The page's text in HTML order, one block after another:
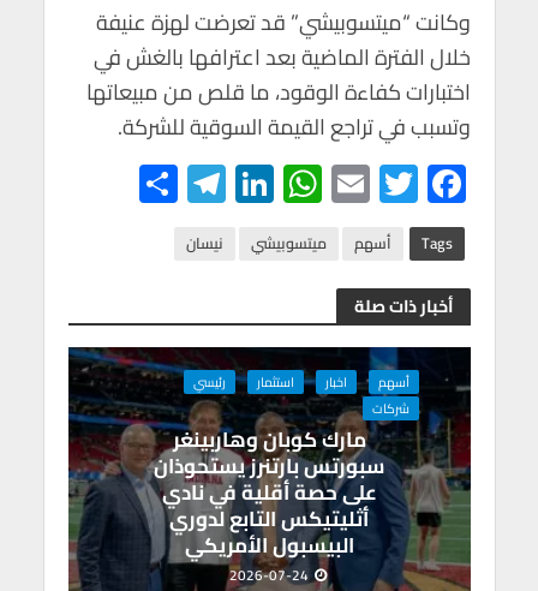
وكانت “ميتسوبيشي” قد تعرضت لهزة عنيفة
خلال الفترة الماضية بعد اعترافها بالغش في
اختبارات كفاءة الوقود، ما قلص من مبيعاتها
وتسبب في تراجع القيمة السوقية للشركة.
F
ac
e
b
o
o
k
T
wi
tt
er
E
m
ail
W
h
at
A
p
p
Li
n
ke
n
Te
le
gr
m
Tags أسهم ميتسوبيشي نيسان
أخبار ذات صلة
أسهم اخبار استثمار
رئيسي
شركات
مارك كوبان وهاربينغر
سبورتس بارتنرز يستحوذان
على حصة أقلية في نادي
أثليتيكس التابع لدوري
البيسبول الأمريكي
2026-07-24